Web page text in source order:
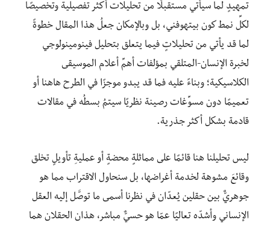
تمهيدٍ لما سيأتي مستقبلًا من تحليلات أكثر تفصيلية وتخصيصًا
لكلِّ نمط كون بيتهوفني، بل وبالإمكان جعلُ هذا المقال خطوةً
لما قد يأتي من تحليلاتٍ فيما يتعلق بتحليل فينومينولوجي
لخبرة الإنسان-المتلقي بمؤلفات أهمِّ أعلام الموسيقى
الكلاسيكية؛ وبناءً عليه فما قد يبدو موجزًا في الطرح هاهنا أو
تعميمًا دون مسوِّغات رصينة نظريًا سيتمُ بسطُه في مقالات
قادمة بشكل أكثر جذرية.
ليس تحليلنا هنا قائمًا على مماثلةٍ محضةٍ أو عمليةِ تأويلٍ تخلق
وقائعَ مشوهة لخدمة أغراضها، بل سنحاول الاقتراب مما هو
جوهريٌّ بين حقلين يُعدّان في نظرنا أسمى ما توصَّل إليه العقل
الإنساني وأشدّه تعاليًا عمّا هو حسيٌّ مباشر، هذان الحقلان هما